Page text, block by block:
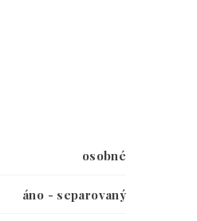
osobné
áno - separovaný